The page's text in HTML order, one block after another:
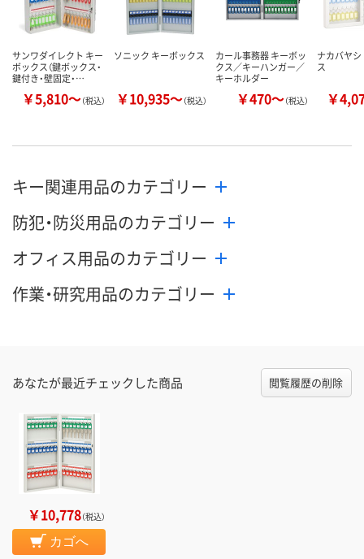
サンワダイレクト キー
ボックス（鍵ボックス・
鍵付き・壁固定・…
￥5,810～（税込）
ソニック キーボックス
￥10,935～（税込）
カール事務器 キーボッ
クス／キーハンガー／
キーホルダー
￥470～（税込）
ナカバヤ
ス
￥
キー関連用品のカテゴリー
防犯・防災用品のカテゴリー
オフィス用品のカテゴリー
作業・研究用品のカテゴリー
あなたが最近チェックした商品 閲覧履歴の削除
￥10,778（税込）
カゴへ